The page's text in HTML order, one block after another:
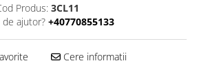
Produs: 3CL11
de ajutor? +40770855133
Cere informatii